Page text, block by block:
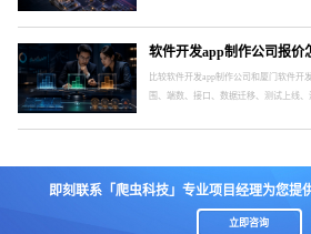
比较软件开发app制作公司和厦门软件开
围、端数、接口、数据迁移、测试上线、
即刻联系「爬虫科技」专业项目经理为您提
立即咨询